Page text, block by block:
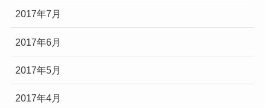
2017年7月
2017年6月
2017年5月
2017年4月